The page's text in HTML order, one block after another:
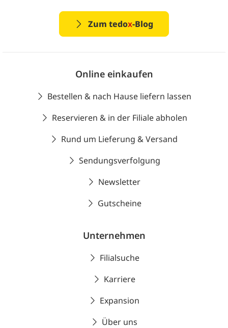
Zum tedox-Blog
Online einkaufen
Bestellen & nach Hause liefern lassen
Reservieren & in der Filiale abholen
Rund um Lieferung & Versand
Sendungsverfolgung
Newsletter
Gutscheine
Unternehmen
Filialsuche
Karriere
Expansion
Über uns